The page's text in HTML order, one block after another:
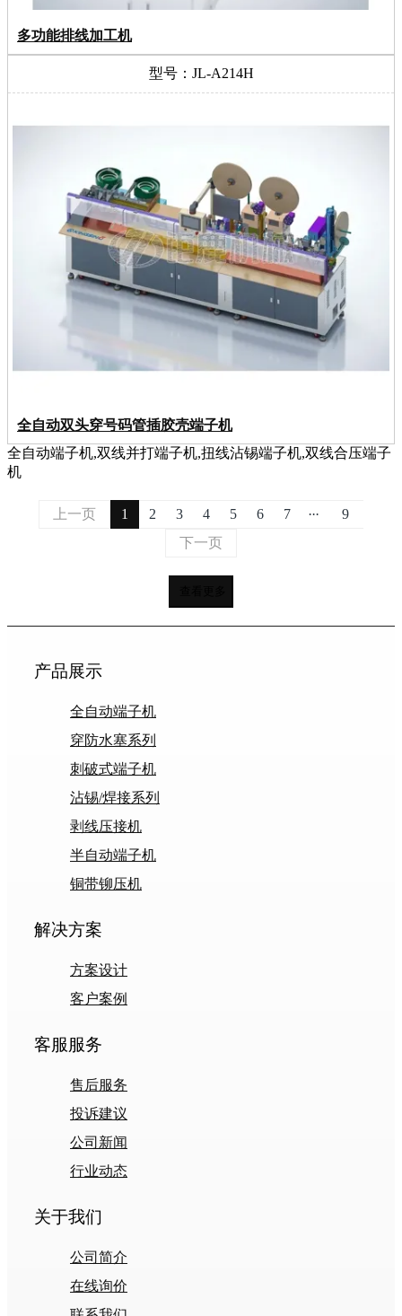
多功能排线加工机
型号：JL-A214H
全自动双头穿号码管插胶壳端子机
全自动端子机,双线并打端子机,扭线沾锡端子机,双线合压端子
机
上一页 1 2 3 4 5 6 7 ...
9
下一页
产品展示
全自动端子机
穿防水塞系列
刺破式端子机
沾锡/焊接系列
剥线压接机
半自动端子机
铜带铆压机
解决方案
方案设计
客户案例
客服服务
售后服务
投诉建议
公司新闻
行业动态
关于我们
公司简介
在线询价